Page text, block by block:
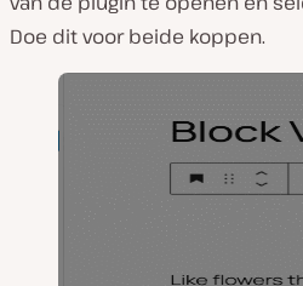
Doe dit voor beide koppen.